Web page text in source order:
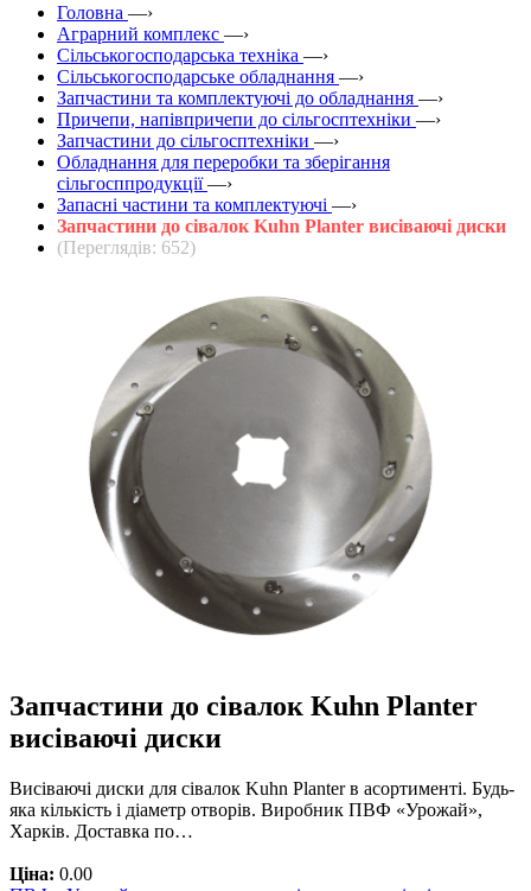
Головна —›
Аграрний комплекс —›
Сільськогосподарська техніка —›
Сільськогосподарське обладнання —›
Запчастини та комплектуючі до обладнання —›
Причепи, напівпричепи до сільгосптехніки —›
Запчастини до сільгосптехніки —›
Обладнання для переробки та зберігання
сільгосппродукції —›
Запасні частини та комплектуючі —›
Запчастини до сівалок Kuhn Planter висіваючі диски
(Переглядів: 652)
Запчастини до сівалок Kuhn Planter
висіваючі диски
Висіваючі диски для сівалок Kuhn Planter в асортименті. Будь-
яка кількість і діаметр отворів. Виробник ПВФ «Урожай»,
Харків. Доставка по…
Ціна: 0.00